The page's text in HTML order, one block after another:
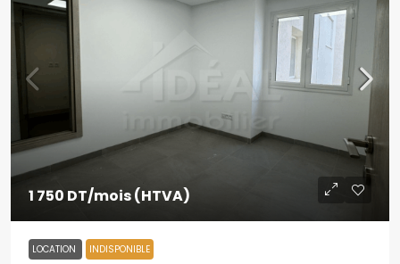
1 750 DT/mois (HTVA)
LOCATION INDISPONIBLE